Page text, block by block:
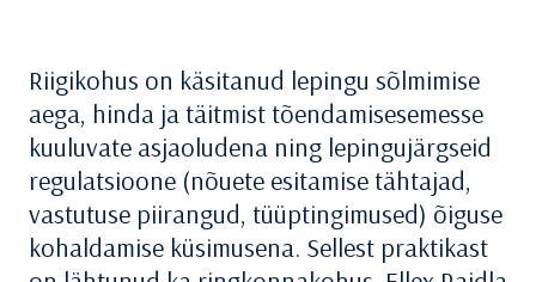
Riigikohus on käsitanud lepingu sõlmimise
aega, hinda ja täitmist tõendamisesemesse
kuuluvate asjaoludena ning lepingujärgseid
regulatsioone (nõuete esitamise tähtajad,
vastutuse piirangud, tüüptingimused) õiguse
kohaldamise küsimusena. Sellest praktikast